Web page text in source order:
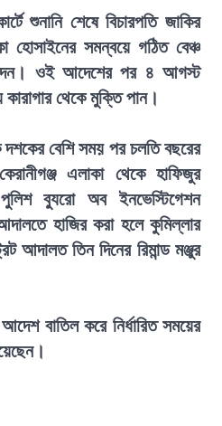
শুনানি শেষে বিচারপতি জাকির
হোসাইনের সমন্বয়ে গঠিত বেঞ্চ
দেন। ওই আদেশের পর ৪ আগস্ট
কারাগার থেকে মুক্তি পান।
বেশি সময় পর চলতি বছরের
এলাকা থেকে হাফিজুর
ব্যুরো অব ইনভেস্টিগেশন
হাজির করা হলে কুমিল্লার
আদালত তিন দিনের রিমান্ড মঞ্জুর
বাতিল করে নির্ধারিত সময়ের